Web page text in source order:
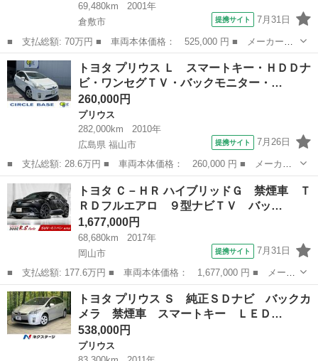
69,480km
2001年
倉敷市
提携サイト 7月31日
■ 支払総額: 70万円 ■ 車両本体価格： 525,000 円 ■ メーカー
名： トヨタ ■ 車種名： ヴィッツ ■ グレード名： ＲＳ ５Ｍ
Ｔ 希少前期型３ドア１５００ｃｃ 純正オプションフロントスポイ
ラー ＴＲＤ専用...
岡山 倉敷市 ヴィッツ
トヨタ プリウス Ｌ スマートキー・ＨＤＤナ
ビ・ワンセグＴＶ・バックモニター・…
260,000円
プリウス
282,000km
2010年
広島県 福山市
提携サイト 7月26日
■ 支払総額: 28.6万円 ■ 車両本体価格： 260,000 円 ■ メーカー
名： トヨタ ■ 車種名： プリウス ■ グレード名： Ｌ スマー
トキー・ＨＤＤナビ・ワンセグＴＶ・バックモニター・ＬＥＤヘッド
ライト ■ ...
広島 福山市 プリウス
トヨタ Ｃ－ＨＲ ハイブリッドＧ 禁煙車 Ｔ
ＲＤフルエアロ ９型ナビＴＶ バッ…
1,677,000円
68,680km
2017年
岡山市
提携サイト 7月31日
■ 支払総額: 177.6万円 ■ 車両本体価格： 1,677,000 円 ■ メーカ
ー名： トヨタ ■ 車種名： Ｃ－ＨＲ ■ グレード名： ハイブリ
ッドＧ 禁煙車 ＴＲＤフルエアロ ９型ナビＴＶ バックカメラ
衝突軽減...
岡山 岡山市 トヨタ
トヨタ プリウス Ｓ 純正ＳＤナビ バックカ
メラ 禁煙車 スマートキー ＬＥＤ…
538,000円
プリウス